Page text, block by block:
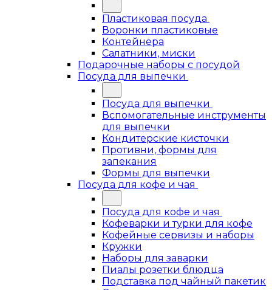
Пластиковая посуда
Воронки пластиковые
Контейнера
Салатники, миски
Подарочные наборы с посудой
Посуда для выпечки
Посуда для выпечки
Вспомогательные инструменты
для выпечки
Кондитерские кисточки
Противни, формы для
запекания
Формы для выпечки
Посуда для кофе и чая
Посуда для кофе и чая
Кофеварки и турки для кофе
Кофейные сервизы и наборы
Кружки
Наборы для заварки
Пиалы розетки блюдца
Подставка под чайный пакетик